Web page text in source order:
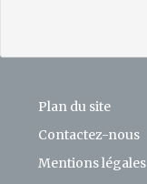
Plan du site
Contactez-nous
Mentions légales